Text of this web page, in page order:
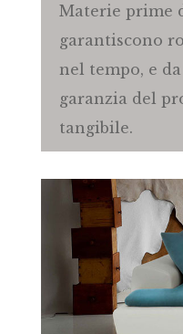
Materie prime
garantiscono
nel tempo, e
garanzia del
tangibile.